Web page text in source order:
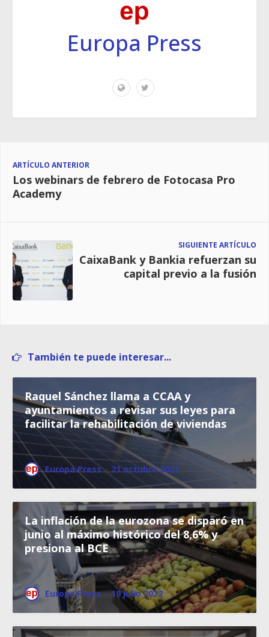
Europa Press
ARTÍCULO ANTERIOR
Los webinars de febrero de Fotocasa Pro
Academy
SIGUIENTE ARTÍCULO
CaixaBank y Bankia refuerzan su
capital previo a la fusión
También te puede interesar...
Raquel Sánchez llama a CCAA y
ayuntamientos a revisar sus leyes para
facilitar la rehabilitación de viviendas
Europa Press · 21 octubre 2021
La inflación de la eurozona se disparó en
junio al máximo histórico del 8,6% y
presiona al BCE
Europa Press · 19 julio 2022